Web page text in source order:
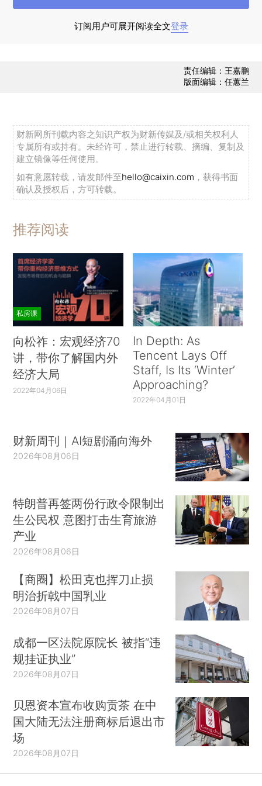
黑龙江、浙江、山东、广西、四川、甘肃各1例。
武汉市、湖北省外新增确诊病例较前三日平均值分
别变化-100%、77.3%，湖北省其他地区连续15日
无新增确诊病例，武汉市连续2日零新增。此外，
香港、台湾、澳门分别新增确诊病例16例、8例、2
1例。
例39例（广东14例，上海8例，北京6例，福建3
例，天津、辽宁、黑龙江、浙江、山东、广西、四
川、甘肃各1例），由于统计截止时间不同，陕西
卫健委通报19日新增境外输入病例1例。自2月26日
首次公布境外输入型确诊病例以来，国内累计报告
境外输入确诊病例228例（或有部分历史病例重新
归入境外输入确诊病例），占同期湖北省外新增确
范境外输入的压力增加。
3月19日0时至24时，当日新增治愈出院病例
订阅用户可展开阅读全文登录
责任编辑：王嘉鹏
版面编辑：任蕙兰
财新网所刊载内容之知识产权为财新传媒及/或相关权利人
专属所有或持有。未经许可，禁止进行转载、摘编、复制及
建立镜像等任何使用。
如有意愿转载，请发邮件至hello@caixin.com ，获得书面
确认及授权后，方可转载。
推荐阅读
私房课
向松祚：宏观经济70
讲，带你了解国内外
经济大局
2022年04月06日
In Depth: As
Tencent Lays Off
Staff, Is Its ‘Winter’
Approaching?
2022年04月01日
财新周刊｜AI短剧涌向海外
2026年08月06日
特朗普再签两份行政令限制出
生公民权 意图打击生育旅游
产业
2026年08月06日
【商圈】松田克也挥刀止损
明治折戟中国乳业
2026年08月07日
成都一区法院原院长 被指“违
规挂证执业”
2026年08月07日
贝恩资本宣布收购贡茶 在中
国大陆无法注册商标后退出市
场
2026年08月07日